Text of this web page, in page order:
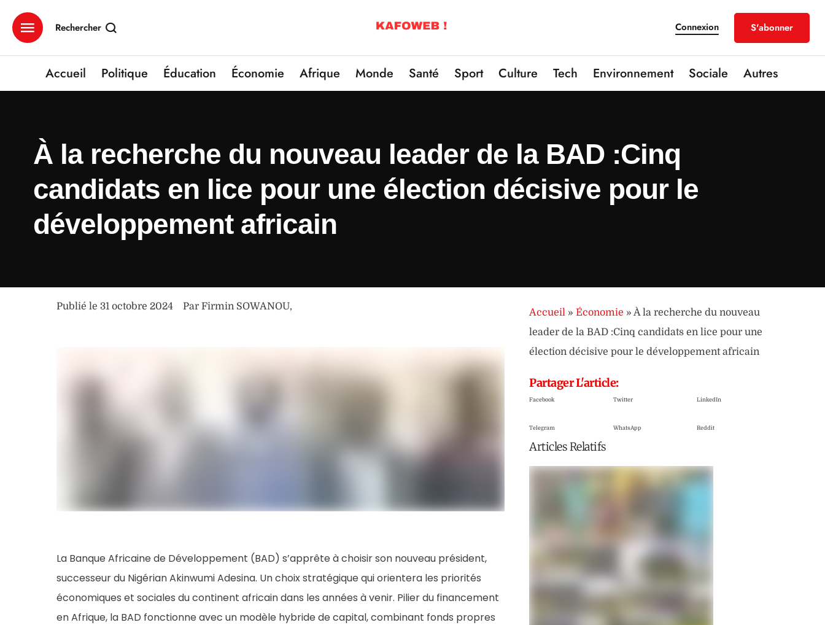
Rechercher Connexion S'abonner
Accueil Politique Éducation Économie Afrique Monde Santé Sport Culture Tech Environnement Sociale Autres
À la recherche du nouveau leader de la BAD :Cinq
candidats en lice pour une élection décisive pour le
développement africain
Publié le 31 octobre 2024 Par Firmin SOWANOU,
La Banque Africaine de Développement (BAD) s’apprête à choisir son nouveau président,
successeur du Nigérian Akinwumi Adesina. Un choix stratégique qui orientera les priorités
économiques et sociales du continent africain dans les années à venir. Pilier du financement
en Afrique, la BAD fonctionne avec un modèle hybride de capital, combinant fonds propres
Accueil » Économie » À la recherche du nouveau
leader de la BAD :Cinq candidats en lice pour une
élection décisive pour le développement africain
Partager L'article:
Facebook Twitter LinkedIn
Telegram WhatsApp Reddit
Articles Relatifs